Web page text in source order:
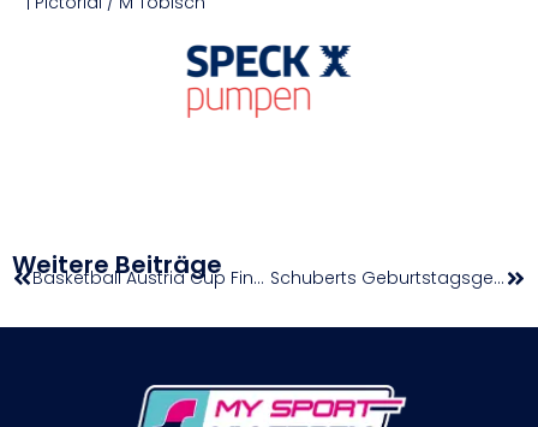
Weitere Beiträge Basketball Austria Cup Finals presented by Alfa Romeo: Star-Spielerinnen tippen Siegerinnen und MVP Schuberts Geburtstagsgeschenk: JA zu LA28